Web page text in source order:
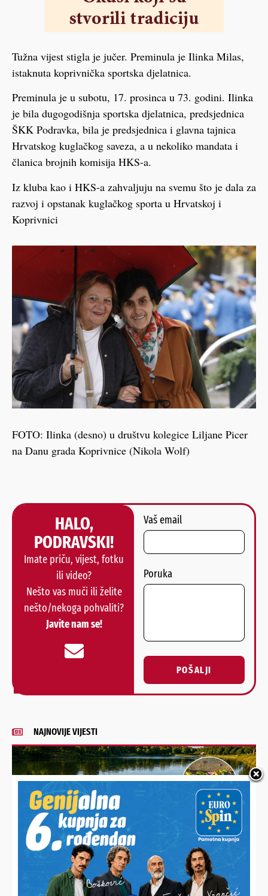
Tužna vijest stigla je jučer. Preminula je Ilinka Milas,
istaknuta koprivnička sportska djelatnica.
Preminula je u subotu, 17. prosinca u 73. godini. Ilinka
je bila dugogodišnja sportska djelatnica, predsjednica
ŠKK Podravka, bila je predsjednica i glavna tajnica
Hrvatskog kuglačkog saveza, a u nekoliko mandata i
članica brojnih komisija HKS-a.
Iz kluba kao i HKS-a zahvaljuju na svemu što je dala za
razvoj i opstanak kuglačkog sporta u Hrvatskoj i
Koprivnici
FOTO: Ilinka (desno) u društvu kolegice Liljane Picer
na Danu grada Koprivnice (Nikola Wolf)
HALO,
PODRAVSKI!
Imate priču, vijest, fotku
ili video?
Nešto vas muči ili želite
nešto/nekoga pohvaliti?
Javite nam se!
Vaš email
Poruka
POŠALJI
Alternative:
NAJNOVIJE VIJESTI
TOTALNI BEZOBRAZLUK
Vikendaši bijesni zbog uništavanja ukrasa jezera: “Trgaju ih,
gaze čamcima i veslima!”